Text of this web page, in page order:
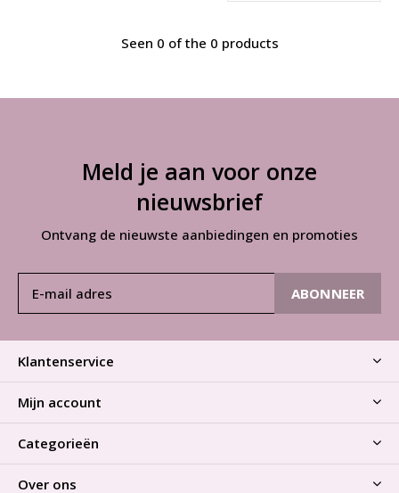
Seen 0 of the 0 products
Meld je aan voor onze
nieuwsbrief
Ontvang de nieuwste aanbiedingen en promoties
ABONNEER
Klantenservice
Mijn account
Categorieën
Over ons